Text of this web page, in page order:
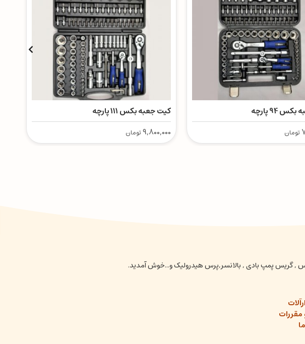
94 پارچه
تومان
کیت جعبه بکس ۱۱۱ پارچه
9,800,000تومان
بکس , گریس پمپ بادی , بالانسر,پرس هیدرولیک و...خوش آمدید.
مقررات